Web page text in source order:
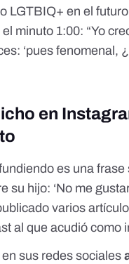
LGTBIQ+ en el
minuto 1:00: “Yo
‘pues fenomenal,
en
es una
su hijo: ‘No me
varios
al que acudió como
sus redes sociales